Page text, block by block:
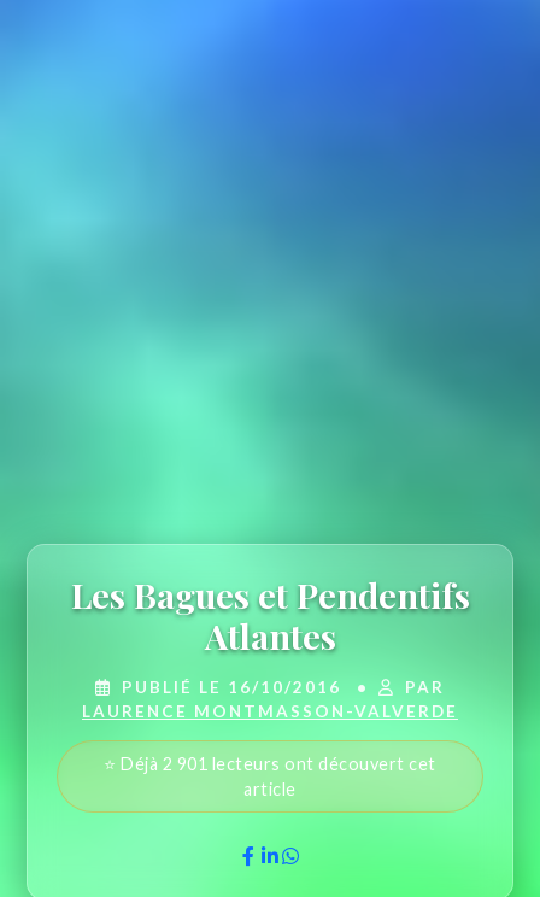
Les Bagues et Pendentifs
Atlantes
PUBLIÉ LE 16/10/2016 •
PAR
LAURENCE MONTMASSON-VALVERDE
⭐ Déjà 2 901 lecteurs ont découvert cet
article